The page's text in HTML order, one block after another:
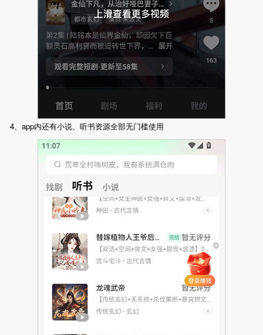
4、app内还有小说、听书资源全部无门槛使用